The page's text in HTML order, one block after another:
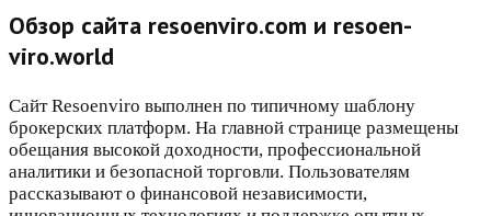
Обзор сайта resoenviro.com и resoen-
viro.world
Сайт Resoenviro выполнен по типичному шаблону
брокерских платформ. На главной странице размещены
обещания высокой доходности, профессиональной
аналитики и безопасной торговли. Пользователям
рассказывают о финансовой независимости,